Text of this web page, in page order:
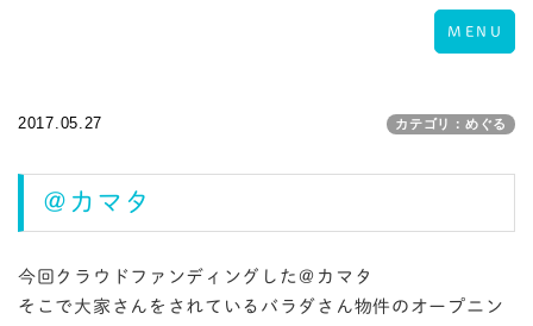
Toggle
MENU
2017.05.27 カテゴリ：めぐる
＠カマタ
今回クラウドファンディングした＠カマタ
そこで大家さんをされているバラダさん物件のオープニン